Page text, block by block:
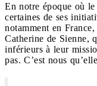
En notre époque où
certaines de ses
notamment en
Catherine de Sienne,
inférieurs à leur
pas. C’est nous